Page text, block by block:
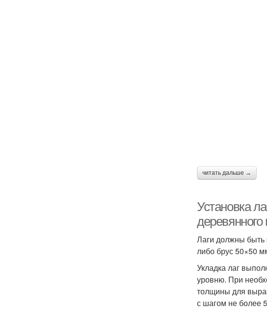
читать дальше →
Установка
Лаги должны быть
либо брус 50×50
Укладка лаг
уровню. При
толщины для
с шагом не более